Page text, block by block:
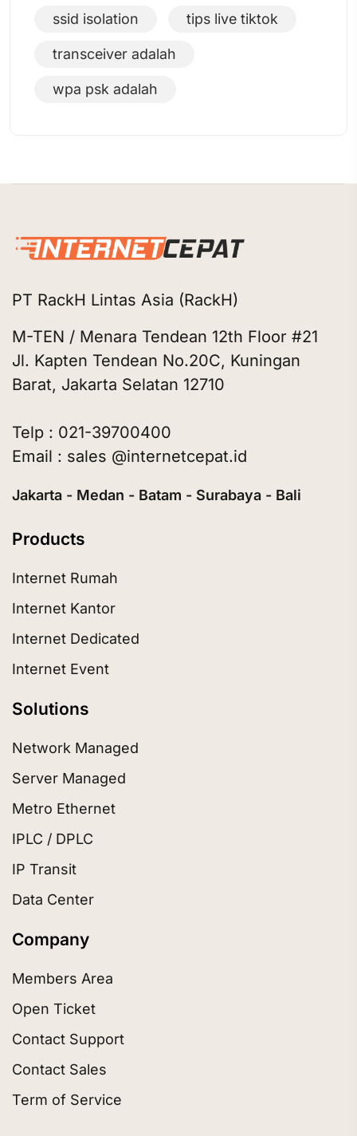
ssid isolation tips live tiktok
transceiver adalah
wpa psk adalah
PT RackH Lintas Asia (RackH)
M-TEN / Menara Tendean 12th Floor #21
Jl. Kapten Tendean No.20C, Kuningan
Barat, Jakarta Selatan 12710
Telp : 021-39700400
Email : sales @internetcepat.id
Jakarta - Medan - Batam - Surabaya - Bali
Products
Internet Rumah
Internet Kantor
Internet Dedicated
Internet Event
Solutions
Network Managed
Server Managed
Metro Ethernet
IPLC / DPLC
IP Transit
Data Center
Company
Members Area
Open Ticket
Contact Support
Contact Sales
Term of Service